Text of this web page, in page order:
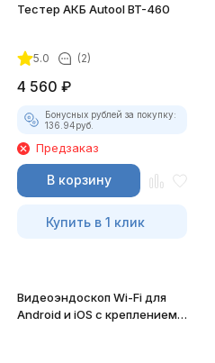
Тестер АКБ Autool BT-460
5.0 (2)
4 560 ₽
Бонусных рублей за покупку:
136.94руб.
Предзаказ
В корзину
Купить в 1 клик
Видеоэндоскоп Wi-Fi для
Android и iOS с креплением